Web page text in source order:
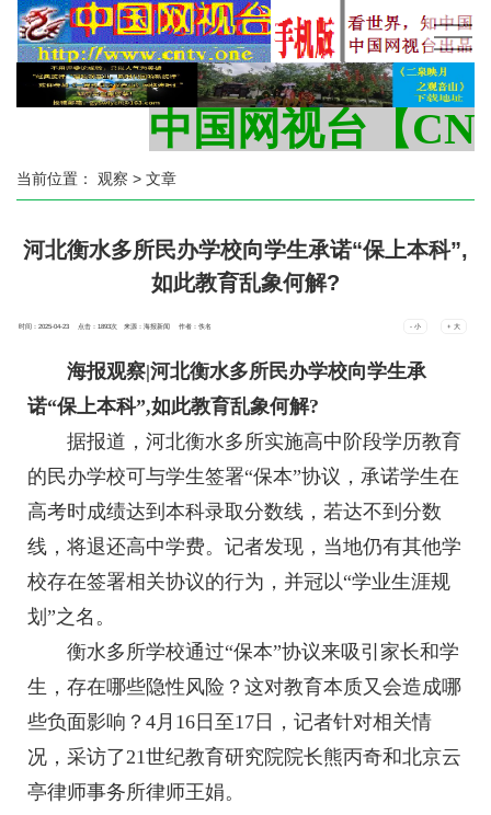
中国网视台【
当前位置： 观察 > 文章
河北衡水多所民办学校向学生承诺“保上本科”,
如此教育乱象何解?
时间：2025-04-23 点击：1893次来源：海报新闻 作者：佚名 - 小 + 大
海报观察|河北衡水多所民办学校向学生承
诺“保上本科”,如此教育乱象何解?
据报道， 河北衡水多所实施高中阶段学历教育
的民办学校可与学生签署“保本”协议，承诺学生在
高考时成绩达到本科录取分数线，若达不到分数
线，将退还高中学费。记者发现，当地仍有其他学
校存在签署相关协议的行为，并冠以“学业生涯规
划”之名。
衡水多所学校通过“保本”协议来吸引家长和学
生，存在哪些隐性风险？这对教育本质又会造成哪
些负面影响？4月16日至17日，记者针对相关情
况，采访了21世纪教育研究院院长熊丙奇和北京云
亭律师事务所律师王娟。